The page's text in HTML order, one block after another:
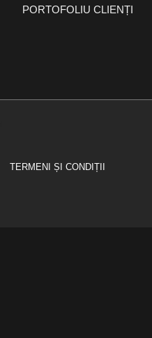
PORTOFOLIU CLIENȚI
TERMENI ȘI CONDIȚII